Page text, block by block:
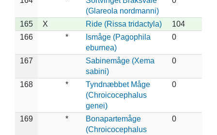
(Glareola nordmanni)
165 X Ride (Rissa tridactyla)
104
166
*
Ismåge (Pagophila
eburnea)
0
167
Sabinemåge (Xema
sabini)
0
168 *
Tyndnæbbet Måge
(Chroicocephalus
genei)
0
169 *
Bonapartemåge
(Chroicocephalus
0